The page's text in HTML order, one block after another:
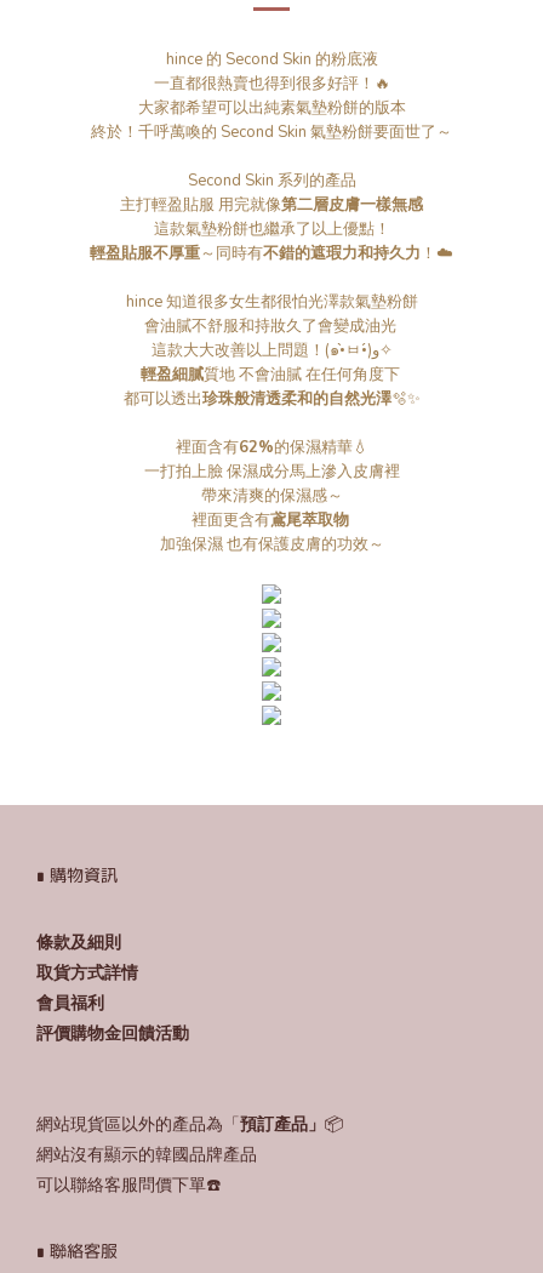
hince 的 Second Skin 的粉底液
一直都很熱賣也得到很多好評！🔥
大家都希望可以出純素氣墊粉餅的版本
終於！千呼萬喚的 Second Skin 氣墊粉餅要面世了～
Second Skin 系列的產品
主打輕盈貼服 用完就像第二層皮膚一樣無感
這款氣墊粉餅也繼承了以上優點！
輕盈貼服不厚重～同時有不錯的遮瑕力和持久力 ！☁️
hince 知道很多女生都很怕光澤款氣墊粉餅
會油膩不舒服和持妝久了會變成油光
這款大大改善以上問題！(๑•̀ㅂ•́)و✧
輕盈細膩質地 不會油膩 在任何角度下
都可以透出珍珠般清透柔和的自然光澤🫧✨
裡面含有62%的保濕精華💧
一打拍上臉 保濕成分馬上滲入皮膚裡
帶來清爽的保濕感～
裡面更含有鳶尾萃取物
加強保濕 也有保護皮膚的功效～
∎ 購物資訊
條款及細則
取貨方式詳情
會員福利
評價購物金回饋活動
網站現貨區以外的產品為「預訂產品」 📦
網站沒有顯示的韓國品牌產品
可以聯絡客服問價下單☎️
∎ 聯絡客服